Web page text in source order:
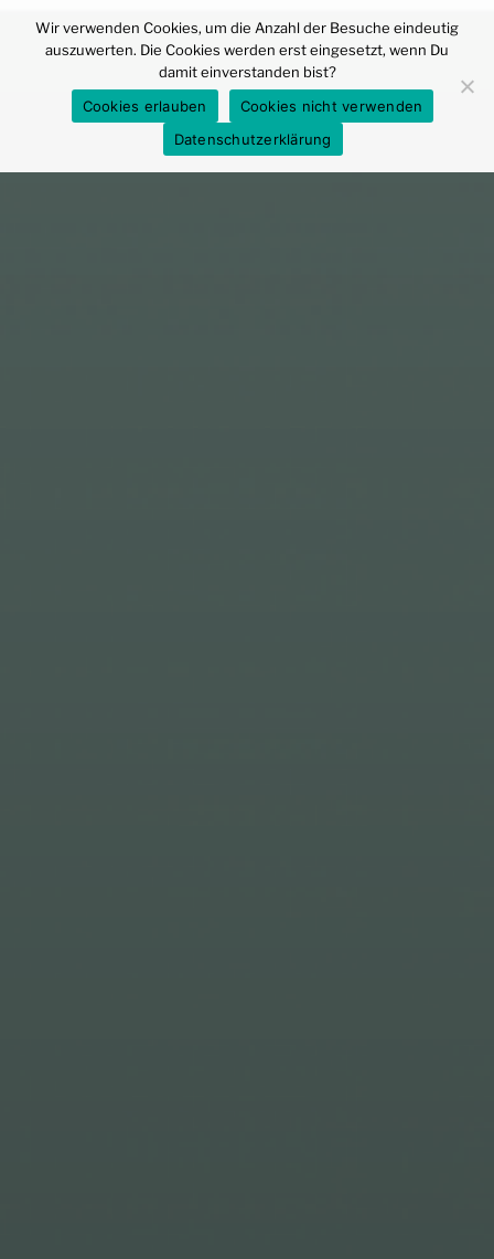
Inhalt
Wir verwenden Cookies, um die Anzahl der Besuche eindeutig
auszuwerten. Die Cookies werden erst eingesetzt, wenn Du
damit einverstanden bist?
Cookies erlauben
Cookies nicht verwenden
Datenschutzerklärung